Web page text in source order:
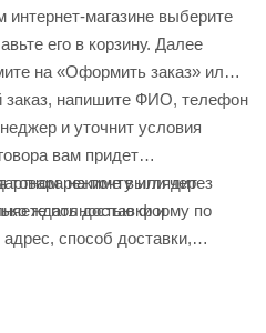
магазине выберите
его в корзину. Далее
на «Оформить заказ» или
заказ, напишите ФИО, телефон
и уточнит условия
вам придет
на почту или через
ждать доставки и
режиме выглядит
полностью форму по
способ доставки,